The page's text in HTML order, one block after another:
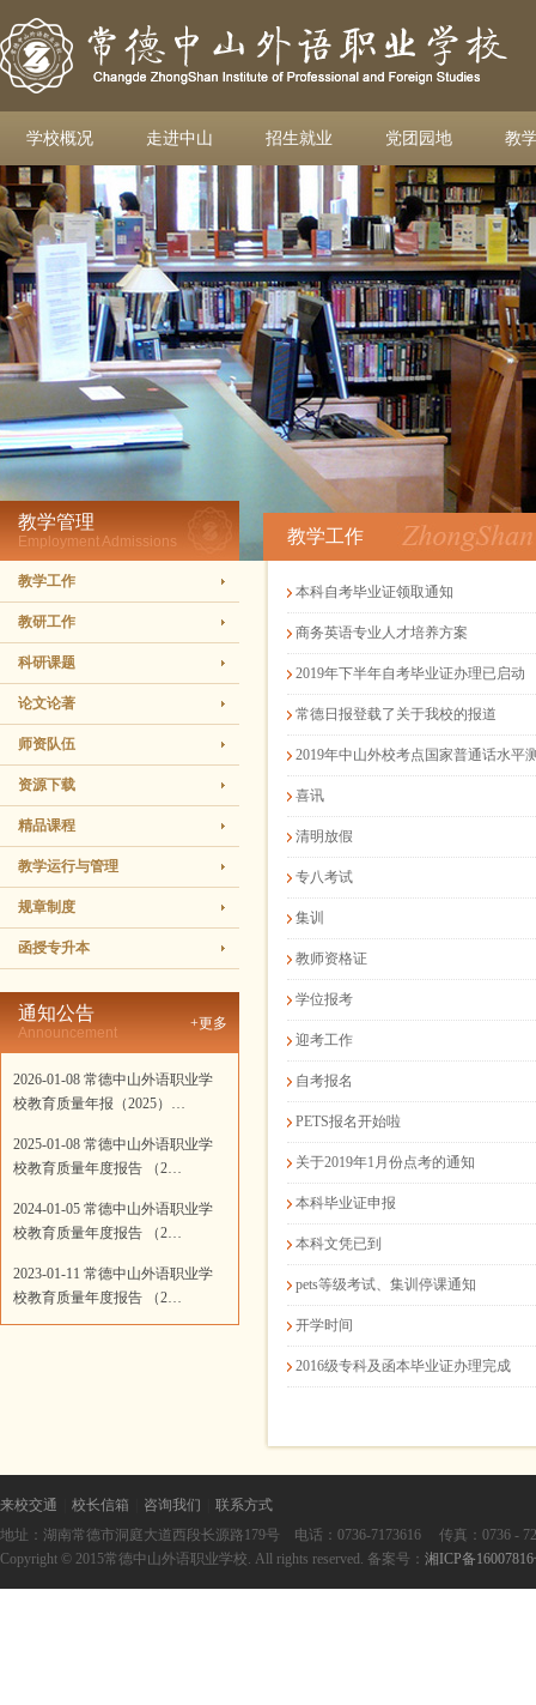
学校概况 走进中山 招生就业 党团园地 教
教学管理
Employment Admissions
教学工作
教研工作
科研课题
论文论著
师资队伍
资源下载
精品课程
教学运行与管理
规章制度
函授专升本
通知公告
Announcement
+更多
2026-01-08 常德中山外语职业学
校教育质量年报（2025）…
2025-01-08 常德中山外语职业学
校教育质量年度报告 （2…
2024-01-05 常德中山外语职业学
校教育质量年度报告 （2…
2023-01-11 常德中山外语职业学
校教育质量年度报告 （2…
教学工作
本科自考毕业证领取通知
商务英语专业人才培养方案
2019年下半年自考毕业证办理已启动
常德日报登载了关于我校的报道
2019年中山外校考点国家普通话水平
喜讯
清明放假
专八考试
集训
教师资格证
学位报考
迎考工作
自考报名
PETS报名开始啦
关于2019年1月份点考的通知
本科毕业证申报
本科文凭已到
pets等级考试、集训停课通知
开学时间
2016级专科及函本毕业证办理完成
来校交通 校长信箱 咨询我们
联系方式
地址：湖南常德市洞庭大道西段长源路179号 电话：0736-7173616 传真：0736 -
Copyright © 2015常德中山外语职业学校. All rights reserved. 备案号： 湘ICP备